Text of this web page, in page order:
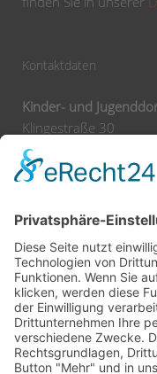
Kontaktdaten
Kinder- und
Klingestraße 30
74743 Seckach
Tel:
+49 62 92 78 0
E-Mail: info@klinge-
Bankverbindung
Sparkasse Neckartal-
IBAN: DE63 6745
BIC: SOLADES1MOS